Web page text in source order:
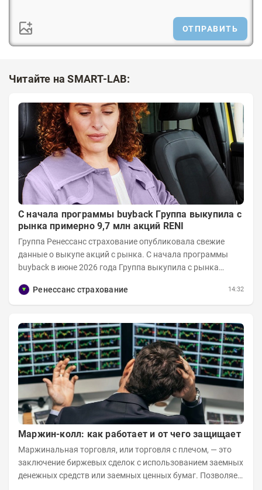
ОТПРАВИТЬ
Читайте на SMART-LAB:
С начала программы buyback Группа выкупила с
рынка примерно 9,7 млн акций RENI
Группа Ренессанс страхование опубликовала свежие
данные о выкупе акций с рынка. C начала программы
buyback в июне 2026 года Группа выкупила с рынка
Ренессанс страхование
14:32
Маржин-колл: как работает и от чего защищает
Маржинальная торговля, или торговля с плечом, — это
заключение биржевых сделок с использованием заемных
денежных средств или заемных ценных бумаг. Позволяет